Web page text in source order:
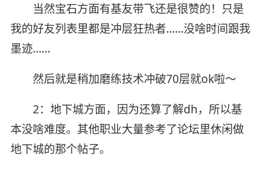
当然宝石方面有基友带飞还是很赞的！只是
我的好友列表里都是冲层狂热者……没啥时间跟我
墨迹……
然后就是稍加磨练技术冲破70层就ok啦～
2：地下城方面，因为还算了解dh，所以基
本没啥难度。其他职业大量参考了论坛里休闲做
地下城的那个帖子。